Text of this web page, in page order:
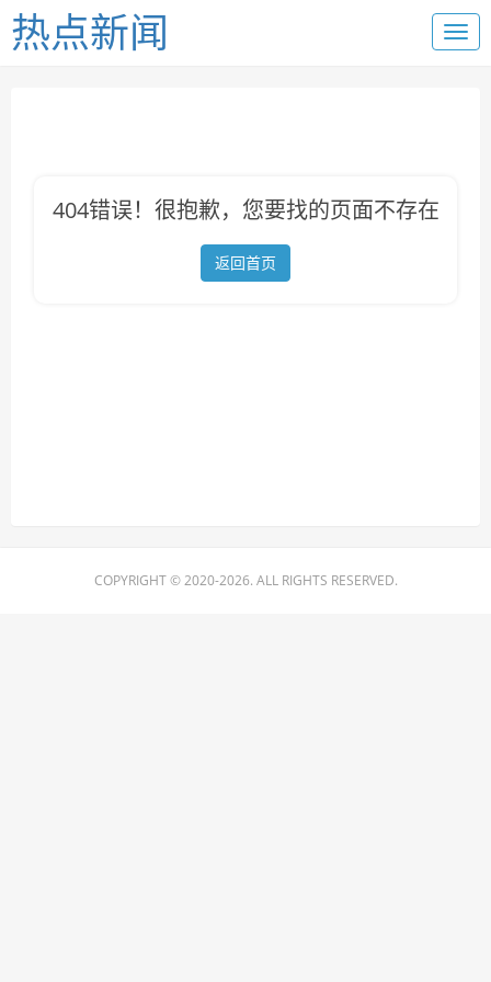
热点新闻
404错误！很抱歉，您要找的页面不存在
返回首页
COPYRIGHT © 2020-2026. ALL RIGHTS RESERVED.